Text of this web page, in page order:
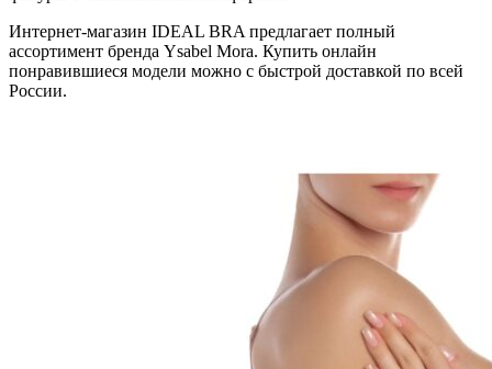
Интернет-магазин IDEAL BRA предлагает полный
ассортимент бренда Ysabel Mora. Купить онлайн
понравившиеся модели можно с быстрой доставкой по всей
России.